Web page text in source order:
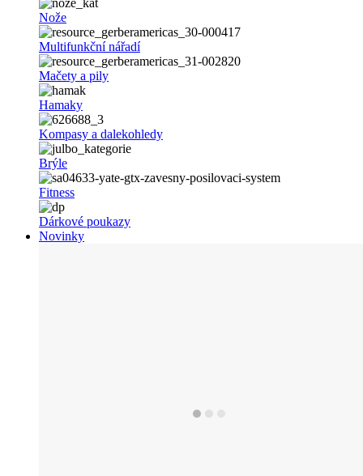
Nože
Multifunkční nářadí
Mačety a pily
Hamaky
Kompasy a dalekohledy
Brýle
Fitness
Dárkové poukazy
Novinky